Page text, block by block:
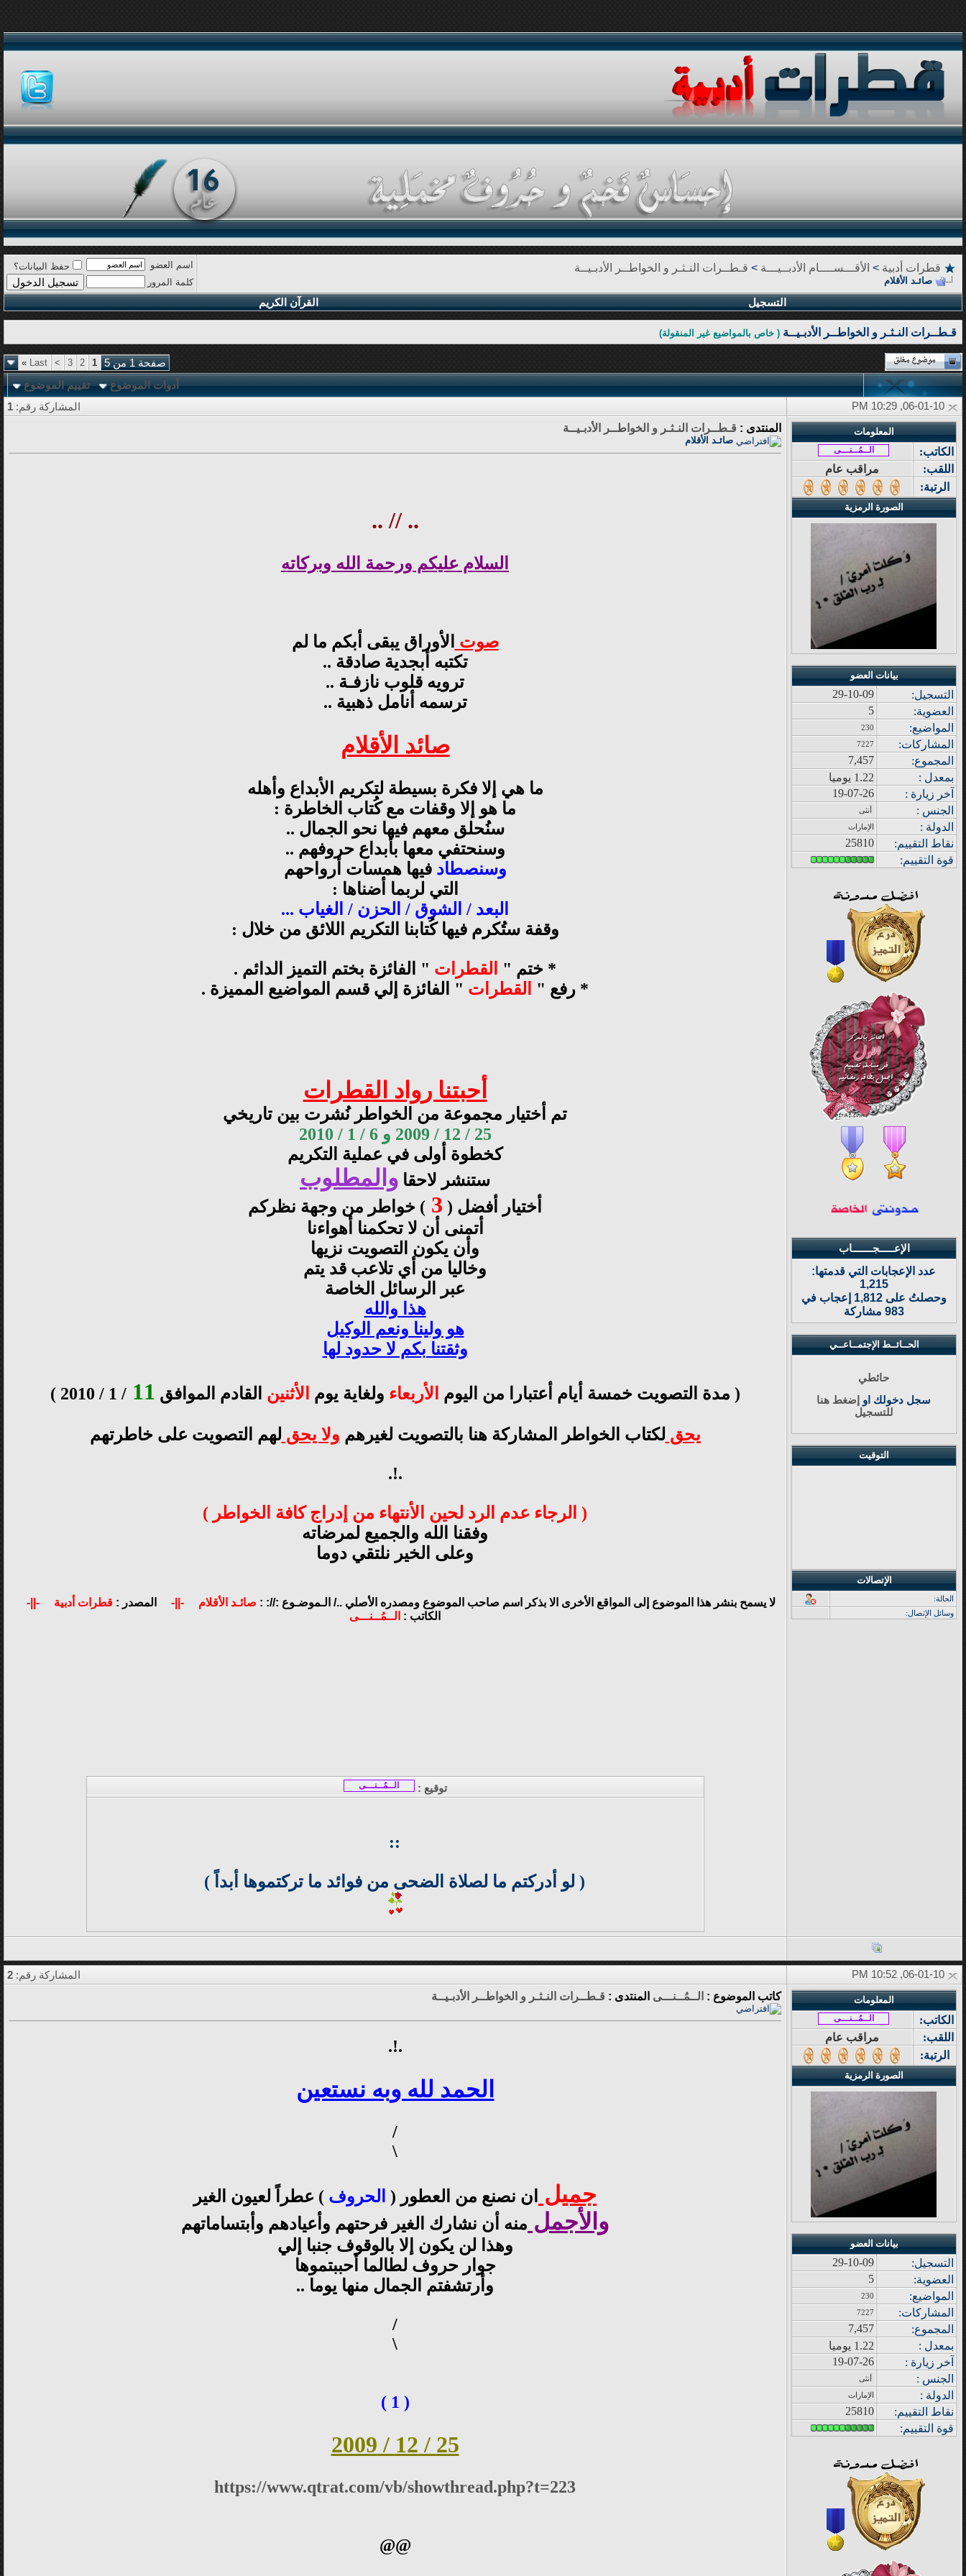
قطرات أدبية > الأقـــســــام الأدبــيـــة > قـطــرات النـثـر و الخواطــر الأدبـيــة
صائـد الأقلام
اسم العضو
حفظ البيانات؟
كلمة المرور
التسجيل القرآن الكريم
قـطــرات النـثـر و الخواطــر الأدبـيــة ( خاص بالمواضيع غير المنقولة)
صفحة 1 من 5 1
2
3
>
Last
»
أدوات الموضوع
تقييم الموضوع
المشاركة رقم: 1
المعلومات
الكاتب: الــمُــنـــى
اللقب:
مراقب عام
الرتبة:
الصورة الرمزية
بيانات العضو
التسجيل:
29-10-09
العضوية:
5
المواضيع:
230
المشاركات:
7227
المجموع:
7,457
بمعدل :
1.22 يوميا
خر زيار ة :
19-07-26
الجنس :
أنثى
الدولة : الإمارات
نقاط التقييم:
25810
قوة التقييم:
الإعـــــجـــــــاب
عدد الإعجابات التي قدمتها:
1,215
وحصلتُ على 1,812 إعجاب في
983 مشاركة
الحــائــط الإجتمــاعــي
حائطي
سجل دخولك او إضغط هنا
للتسجيل
التوقيت
الإتصالات
الحالة:
وسائل الإتصال:
المنتدى : قـطــرات النـثـر و الخواطــر الأدبـيــة
صائـد الأقلام
.. // ..
السلام عليكم ورحمة الله وبركاته
صوت الأوراق يبقى أبكم ما لم
تكتبه أبجدية صادقة ..
ترويه قلوب نازفـة ..
ترسمه أنامل ذهبية ..
صائد الأقلام
ما هي إلا فكرة بسيطة لتكريم الأبداع وأهله
ما هو إلا وقفات مع كُتاب الخاطرة :
سنُحلق معهم فيها نحو الجمال ..
وسنحتفي معها بأبداع حروفهم ..
وسنصطادفيها همسات أرواحهم
التي لربما أضناها :
البعد / الشوق / الحزن / الغياب ...
وقفة ستُكرم فيها كُتابنا التكريم اللائق من خلال :
* ختم " القطرات " الفائزة بختم التميز الدائم .
* رفع "
القطرات " الفائزة إلي قسم المواضيع المميزة .
أحبتنا رواد القطرات
تم أختيار مجموعة من الخواطر نُشرت بين تاريخي
25 / 12 / 2009 و 6 / 1 / 2010
كخطوة أولى في عملية التكريم
ستنشر لاحقا والمطلوب
أختيار أفضل ( 3 ) خواطر من وجهة نظركم
أتمنى أن لا تحكمنا أهواءنا
وأن يكون التصويت نزيها
وخاليا من أي تلاعب قد يتم
عبر الرسائل الخاصة
هذا والله
هو ولينا ونعم الوكيل
وثقتنا بكم لا حدود لها
( مدة التصويت خمسة أيام أعتبارا من اليوم الأربعاء ولغاية يوم الأثنين القادم الموافق 11
/ 1 / 2010 )
يحق لكتاب الخواطر المشاركة هنا بالتصويت لغيرهم ولا يحق لهم التصويت على خاطرتهم
.!.
( الرجاء عدم الرد لحين الأنتهاء من إدراج كافة الخواطر )
وفقنا الله والجميع لمرضاته
وعلى الخير نلتقي دوما
لا يسمح بنشر هذا الموضوع إلى المواقع الأخرى الا بذكر اسم صاحب الموضوع ومصدره الأصلي ../ الـموضـوع ://: : صائـد الأقلام -||- المصدر :قطرات أدبية
-||-
الكاتب : الــمُــنـــى
توقيع : الــمُــنـــى
::
( لو أدركتم ما لصلاة الضحى من فوائد ما تركتموها أبداً )
المشاركة رقم: 2
المعلومات
الكاتب: الــمُــنـــى
اللقب:
مراقب عام
الرتبة:
الصورة الرمزية
بيانات العضو
التسجيل:
29-10-09
العضوية:
5
المواضيع:
230
المشاركات:
7227
المجموع:
7,457
بمعدل :
1.22 يوميا
خر زيار ة :
19-07-26
الجنس :
أنثى
الدولة : الإمارات
نقاط التقييم:
25810
قوة التقييم:
كاتب الموضوع : الــمُــنـــى المنتدى : قـطــرات النـثـر و الخواطــر الأدبـيــة
.!.
الحمد لله وبه نستعين
/
\
جميل ان نصنع من العطور ( الحروف ) عطراً لعيون الغير
والأجمل منه أن نشارك الغير فرحتهم وأعيادهم وأبتساماتهم
وهذا لن يكون إلا بالوقوف جنبا إلي
جوار حروف لطالما أحببتموها
وأرتشفتم الجمال منها يوما ..
/
\
( 1 )
25 / 12 / 2009
https://www.qtrat.com/vb/showthread.php?t=223
@@